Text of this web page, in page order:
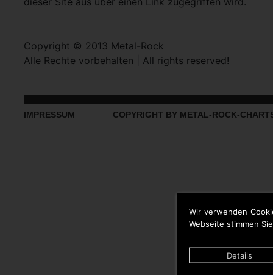
Wir verwenden
Webseite stimmen
Details
Copyright © 2013 Metal-Rock
Alle Rechte vorbehalten | All rights reserved!
IMPRESSUM COPYRIGHT BY METAL-ROCK-